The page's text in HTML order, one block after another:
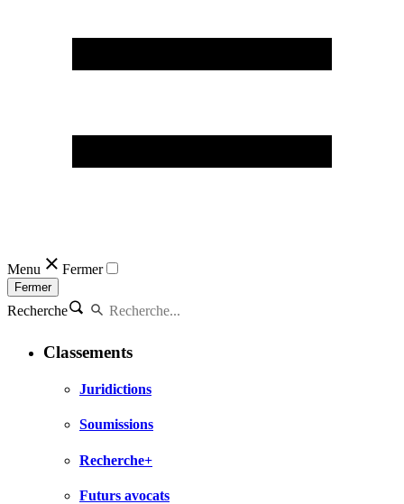
Menu Fermer
Fermer
Recherche
Classements
Juridictions
Soumissions
Recherche+
Futurs avocats